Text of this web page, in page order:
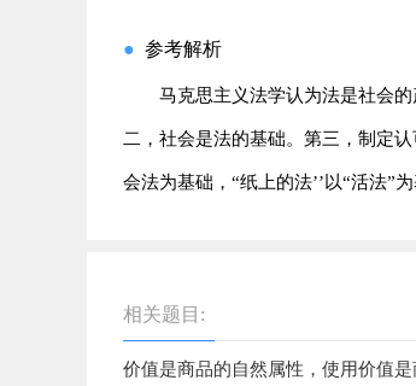
● 参考解析
马克思主义法学认为法是社会
二，社会是法的基础。第三，制定
会法为基础，“纸上的法’’以“活法”为
相关题目:
价值是商品的自然属性，使用价值